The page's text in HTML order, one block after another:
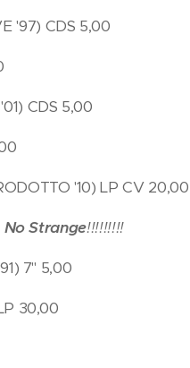
'97) CDS 5,00
CDS 5,00
'10) LP CV 20,00
No Strange!!!!!!!!!
7" 5,00
30,00